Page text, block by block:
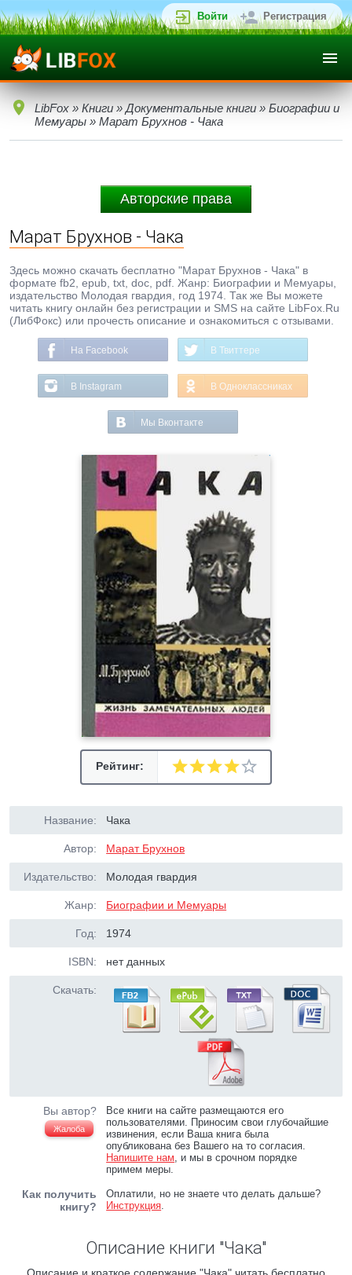
Войти Регистрация
LibFox » Книги » Документальные книги » Биографии и
Мемуары » Марат Брухнов - Чака
Авторские права
Марат Брухнов - Чака
Здесь можно скачать бесплатно "Марат Брухнов - Чака" в
формате fb2, epub, txt, doc, pdf. Жанр: Биографии и Мемуары,
издательство Молодая гвардия, год 1974. Так же Вы можете
читать книгу онлайн без регистрации и SMS на сайте LibFox.Ru
(ЛибФокс) или прочесть описание и ознакомиться с отзывами.
На Facebook В Твиттере
В Instagram В Одноклассниках
Мы Вконтакте
Рейтинг:
Название: Чака
Автор: Марат Брухнов
Издательство: Молодая гвардия
Жанр: Биографии и Мемуары
Год: 1974
ISBN: нет данных
Скачать:
Вы автор?
Жалоба
Все книги на сайте размещаются его
пользователями. Приносим свои глубочайшие
извинения, если Ваша книга была
опубликована без Вашего на то согласия.
Напишите нам, и мы в срочном порядке
примем меры.
Как получить
книгу?
Оплатили, но не знаете что делать дальше?
Инструкция.
Описание книги "Чака"